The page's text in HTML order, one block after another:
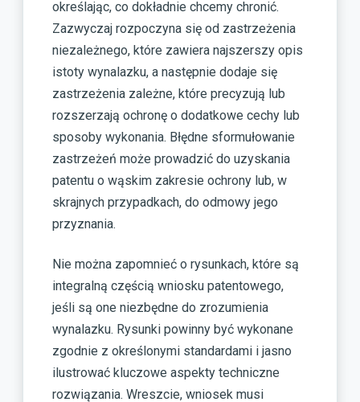
określając, co dokładnie chcemy chronić.
Zazwyczaj rozpoczyna się od zastrzeżenia
niezależnego, które zawiera najszerszy opis
istoty wynalazku, a następnie dodaje się
zastrzeżenia zależne, które precyzują lub
rozszerzają ochronę o dodatkowe cechy lub
sposoby wykonania. Błędne sformułowanie
zastrzeżeń może prowadzić do uzyskania
patentu o wąskim zakresie ochrony lub, w
skrajnych przypadkach, do odmowy jego
przyznania.
Nie można zapomnieć o rysunkach, które są
integralną częścią wniosku patentowego,
jeśli są one niezbędne do zrozumienia
wynalazku. Rysunki powinny być wykonane
zgodnie z określonymi standardami i jasno
ilustrować kluczowe aspekty techniczne
rozwiązania. Wreszcie, wniosek musi